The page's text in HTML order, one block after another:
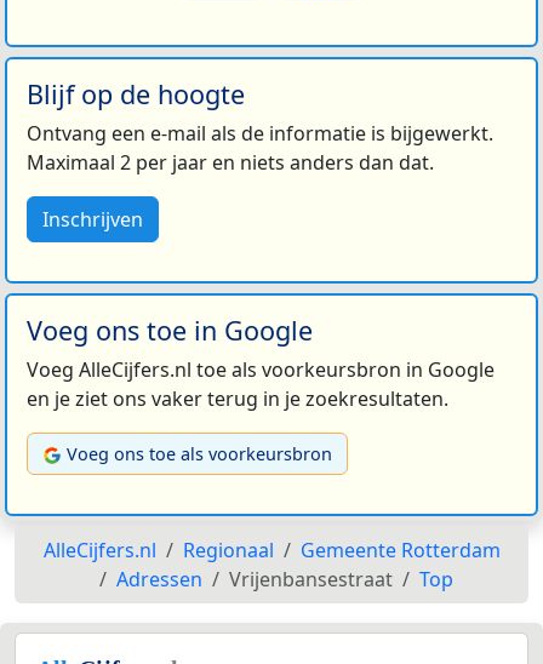
Blijf op de hoogte
Ontvang een e-mail als de informatie is bijgewerkt.
Maximaal 2 per jaar en niets anders dan dat.
Inschrijven
Voeg ons toe in Google
Voeg AlleCijfers.nl toe als voorkeursbron in Google
en je ziet ons vaker terug in je zoekresultaten.
Voeg ons toe als voorkeursbron
AlleCijfers.nl Regionaal
Gemeente Rotterdam
Adressen
Vrijenbansestraat Top